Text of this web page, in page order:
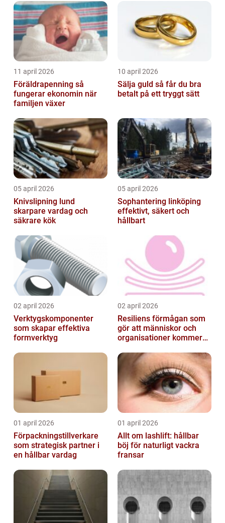
11 april 2026
Föräldrapenning så
fungerar ekonomin när
familjen växer
10 april 2026
Sälja guld så får du bra
betalt på ett tryggt sätt
05 april 2026
Knivslipning lund
skarpare vardag och
säkrare kök
05 april 2026
Sophantering linköping
effektivt, säkert och
hållbart
02 april 2026
Verktygskomponenter
som skapar effektiva
formverktyg
02 april 2026
Resiliens förmågan som
gör att människor och
organisationer kommer
01 april 2026
Förpackningstillverkare
som strategisk partner i
en hållbar vardag
01 april 2026
Allt om lashlift: hållbar
böj för naturligt vackra
fransar